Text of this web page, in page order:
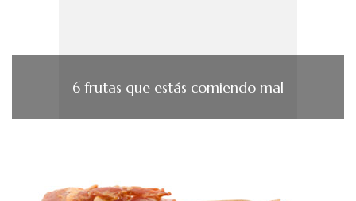
6 frutas que estás comiendo mal